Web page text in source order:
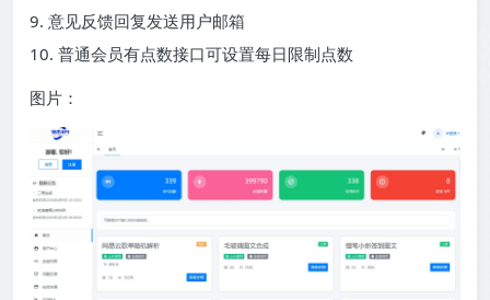
9. 意见反馈回复发送用户邮箱
10. 普通会员有点数接口可设置每日限制点数
图片：